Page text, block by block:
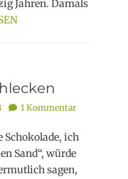
Jahren. Damals
1 Kommentar
Schokolade, ich
Sand“, würde
sagen,